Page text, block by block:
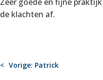
de klachten af.
BERICHT
Vorige: Patrick